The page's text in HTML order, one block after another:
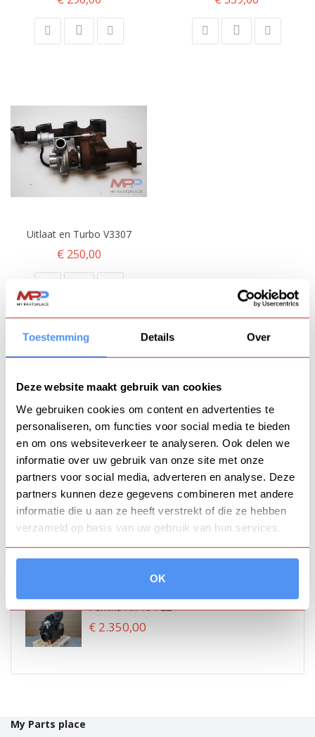
Toestemming Details Over
Deze website maakt gebruik van cookies
We gebruiken cookies om content en advertenties te
personaliseren, om functies voor social media te bieden
en om ons websiteverkeer te analyseren. Ook delen we
informatie over uw gebruik van onze site met onze
partners voor social media, adverteren en analyse. Deze
partners kunnen deze gegevens combineren met andere
informatie die u aan ze heeft verstrekt of die ze hebben
verzameld op basis van uw gebruik van hun services.
OK
Uitlaat en Turbo V3307
€ 250,00
FEATURED PRODUCTS
Komatsu 3D78A
€ 2.450,00
Koop KD192F | KD192 - 1 cilinder
€ 599,00
Perkins KR 104-22
€ 2.350,00
My Parts place